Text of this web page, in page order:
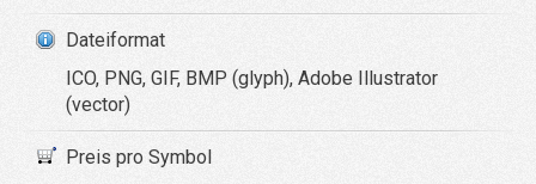
Dateiformat
ICO, PNG, GIF, BMP (glyph), Adobe Illustrator
(vector)
Preis pro Symbol